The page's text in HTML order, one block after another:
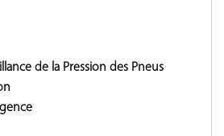
de la Pression des Pneus